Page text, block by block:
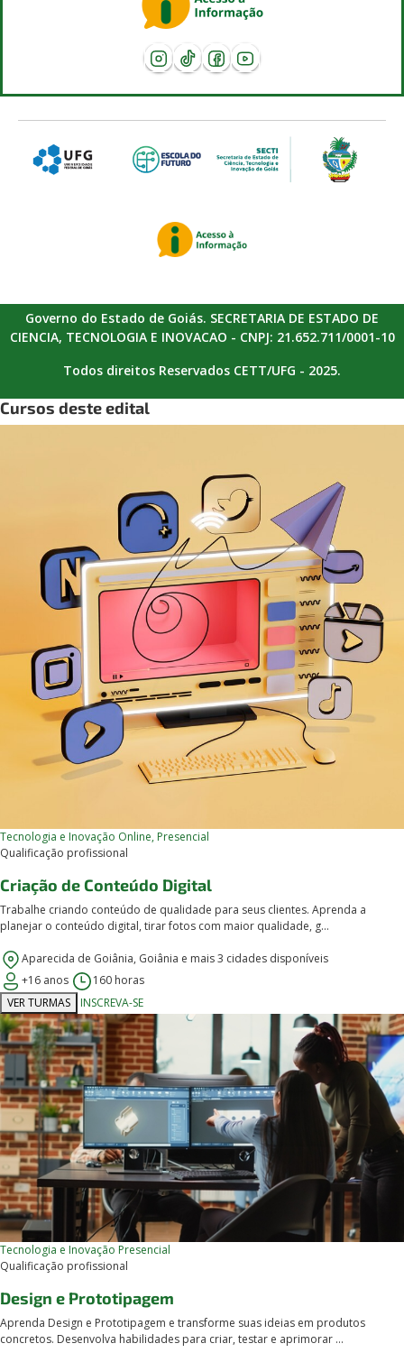
Governo do Estado de Goiás. SECRETARIA DE ESTADO DE
CIENCIA, TECNOLOGIA E INOVACAO - CNPJ: 21.652.711/0001-10
Todos direitos Reservados CETT/UFG - 2025.
Cursos deste edital
Tecnologia e Inovação Online, Presencial
Qualificação profissional
Criação de Conteúdo Digital
Trabalhe criando conteúdo de qualidade para seus clientes. Aprenda a
planejar o conteúdo digital, tirar fotos com maior qualidade, g...
Aparecida de Goiânia, Goiânia e mais 3 cidades disponíveis
+16 anos
160 horas
VER TURMAS
INSCREVA-SE
Tecnologia e Inovação Presencial
Qualificação profissional
Design e Prototipagem
Aprenda Design e Prototipagem e transforme suas ideias em produtos
concretos. Desenvolva habilidades para criar, testar e aprimorar ...